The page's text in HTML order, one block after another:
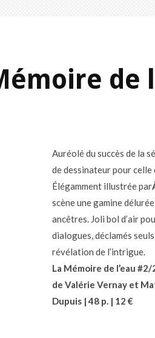
de
Auréolé du succès de la
de dessinateur pour
Élégamment illustrée par
scène une gamine
ancêtres. Joli bol d’air
dialogues, déclamés
révélation de l’intrigue.
La Mémoire de l’eau #2/
de Valérie Vernay et
Dupuis | 48 p. | 12 €